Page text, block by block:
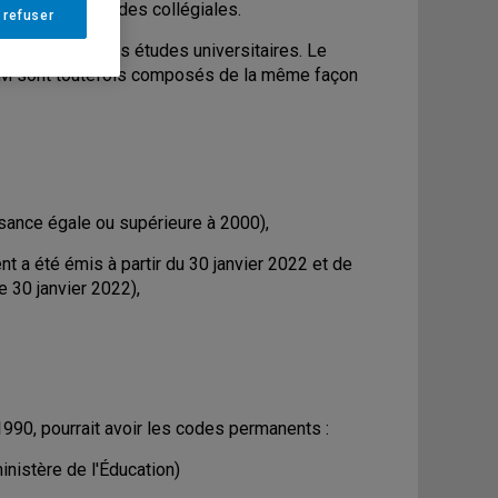
de vos études collégiales.
débutez vos études universitaires. Le
sont toutefois composés de la même façon
égale ou supérieure à 2000),
a été émis à partir du 30 janvier 2022 et de
30 janvier 2022),
pourrait avoir les codes permanents :
de l'Éducation)
refuser